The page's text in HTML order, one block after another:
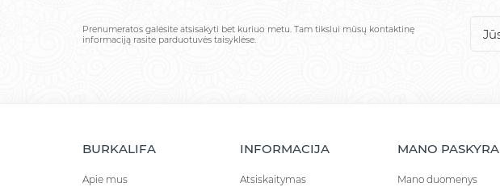
Prenumeratos galėsite atsisakyti bet kuriuo metu. Tam tikslui mūsų kontaktinę
informaciją rasite parduotuvės taisyklėse.
BURKALIFA
Apie mus
INFORMACIJA
Atsiskaitymas
MANO PASKYRA
Mano duomenys